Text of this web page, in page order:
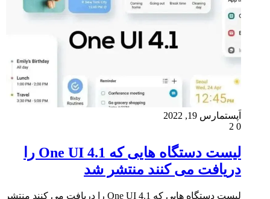
اَپستمارس 19, 2022
0
لیست دستگاه هایی که One UI 4.1 را
دریافت می کنند منتشر شد
لیست دستگاه هایی که One UI 4.1 را دریافت می کنند منتشر